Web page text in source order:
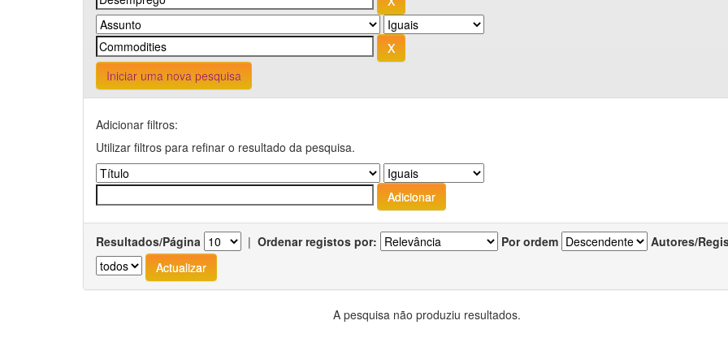
Iniciar uma nova pesquisa
Adicionar filtros:
Utilizar filtros para refinar o resultado da pesquisa.
Resultados/Página | Ordenar registos por: Por ordem Autores/
A pesquisa não produziu resultados.